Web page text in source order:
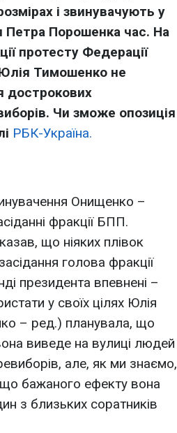
і звинувачують у
Петра Порошенка час. На
протесту Федерації
Тимошенко не
дострокових
Чи зможе опозиція
РБК-Україна.
Онищенко –
фракції БПП.
що ніяких плівок
голова фракції
президента впевнені –
у своїх цілях Юлія
– ред.) планувала, що
виведе на вулиці людей
але, як ми знаємо,
бажаного ефекту вона
з близьких соратників